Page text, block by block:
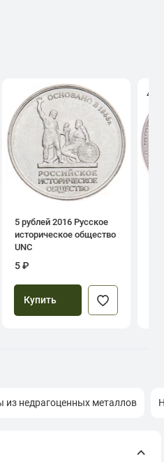
5 рублей 2016 Русское
историческое общество
UNC
5 ₽
Купить
4.0
из недрагоценных металлов